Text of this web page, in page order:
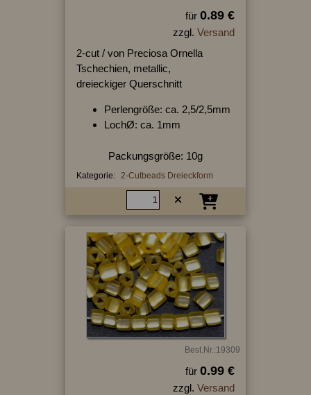
für 0.89 €
zzgl. Versand
2-cut / von Preciosa Ornella
Tschechien, metallic,
dreieckiger Querschnitt
Perlengröße: ca. 2,5/2,5mm
LochØ: ca. 1mm
Packungsgröße: 10g
Kategorie: 2-Cutbeads Dreieckform
Best.Nr.:19309
für 0.99 €
zzgl. Versand